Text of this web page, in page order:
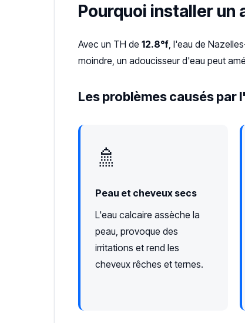
Pourquoi installer un
Avec un TH de 12.8°f , l'eau de
moindre, un adoucisseur d'eau peut
Les problèmes causés par
🚿
Peau et cheveux secs
L'eau calcaire assèche la
peau, provoque des
irritations et rend les
cheveux rêches et ternes.